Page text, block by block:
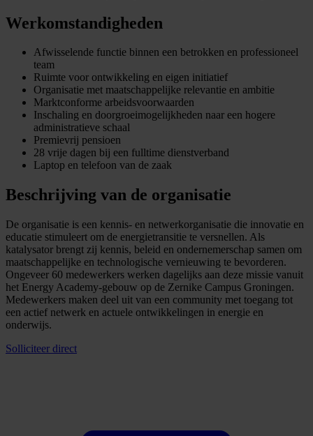
Werkomstandigheden
Afwisselende functie binnen een betrokken en professioneel
team
Ruimte voor ontwikkeling en eigen initiatief
Organisatie met maatschappelijke relevantie en ambitie
Marktconforme arbeidsvoorwaarden
Inschaling en doorgroeimogelijkheden naar een hogere
administratieve schaal
Premievrij pensioen
28 vrije dagen bij een fulltime dienstverband
Laptop en telefoon van de zaak
Beschrijving van de organisatie
De organisatie is een kennis- en netwerkorganisatie die innovatie en
educatie stimuleert om de energietransitie te versnellen. Als
katalysator brengt zij kennis, beleid en ondernemerschap samen om
maatschappelijke en technologische vernieuwing te bevorderen.
Ongeveer 60 medewerkers werken dagelijks aan deze missie vanuit
het Energy Academy-gebouw op de Zernike Campus Groningen.
Medewerkers maken deel uit van een community met toegang tot
een actief netwerk en actuele ontwikkelingen in energie en
onderwijs.
Solliciteer direct